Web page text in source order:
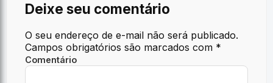
Deixe seu comentário
O seu endereço de e-mail não será publicado.
Campos obrigatórios são marcados com *
Comentário